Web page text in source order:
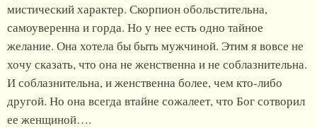
мистический характер. Скорпион обольстительна,
самоуверенна и горда. Но у нее есть одно тайное
желание. Она хотела бы быть мужчиной. Этим я вовсе не
хочу сказать, что она не женственна и не соблазнительна.
И соблазнительна, и женственна более, чем кто-либо
другой. Но она всегда втайне сожалеет, что Бог сотворил
ее женщиной….